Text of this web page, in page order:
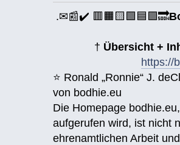
.✉📰✔️ 🟥🟧🟨🟩🟦🟪🔜
† Übersicht +
https://
⭐️ Ronald „Ronnie“ J.
von bodhie.eu
Die Homepage
aufgerufen wird, ist nicht
ehrenamtlichen Arbeit